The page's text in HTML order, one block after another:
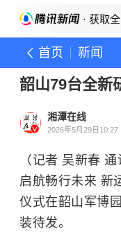
· 获取
首页 新闻
韶山79台全新
湘潭在线
2026年5月29日10:27
（记者 吴新春
启航畅行未来 新
仪式在韶山军博
装待发。